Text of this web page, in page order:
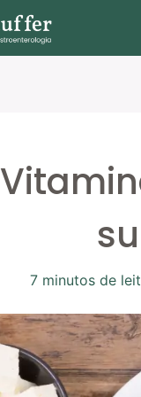
7 minutos de